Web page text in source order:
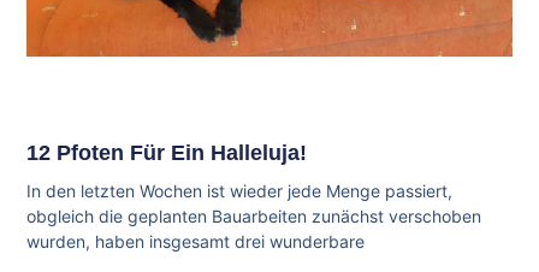
12 Pfoten Für Ein Halleluja!
In den letzten Wochen ist wieder jede Menge passiert,
obgleich die geplanten Bauarbeiten zunächst verschoben
wurden, haben insgesamt drei wunderbare